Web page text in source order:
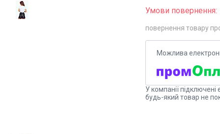
повернення товару
У компанії
будь-який товар не